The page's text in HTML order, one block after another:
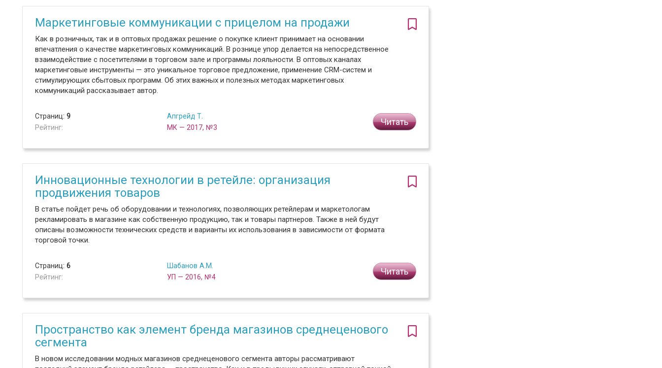
Маркетинговые коммуникации с прицелом на продажи
Как в розничных, так и в оптовых продажах решение о покупке клиент принимает на основании
впечатления о качестве маркетинговых коммуникаций. В рознице упор делается на непосредственное
взаимодействие с посетителями в торговом зале и программы лояльности. В оптовых каналах
маркетинговые инструменты — это уникальное торговое предложение, применение CRM-систем и
стимулирующих сбытовых программ. Об этих важных и полезных методах маркетинговых
коммуникаций рассказывает автор.
Страниц: 9
Рейтинг:
Апгрейд Т.
МК — 2017, №3
Читать
Инновационные технологии в ретейле: организация
продвижения товаров
В статье пойдет речь об оборудовании и технологиях, позволяющих ретейлерам и маркетологам
рекламировать в магазине как собственную продукцию, так и товары партнеров. Также в ней будут
описаны возможности технических средств и варианты их использования в зависимости от формата
торговой точки.
Страниц: 6
Рейтинг:
Шабанов А.М.
УП — 2016, №4
Читать
Пространство как элемент бренда магазинов среднеценового
сегмента
В новом исследовании модных магазинов среднеценового сегмента авторы рассматривают